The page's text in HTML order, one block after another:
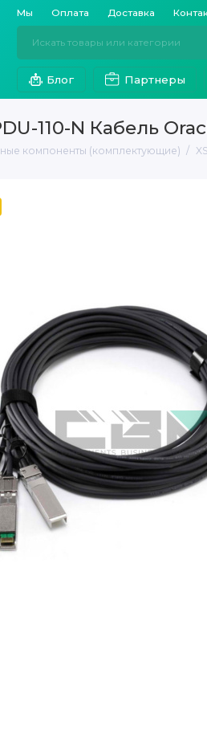
Мы Оплата Доставка
Блог Партнеры
110-N Кабель
компоненты (комплектующие)